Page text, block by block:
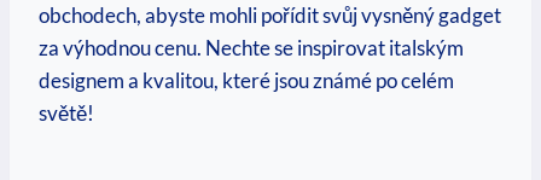
obchodech, abyste mohli pořídit svůj vysněný gadget
za výhodnou cenu. Nechte se inspirovat italským
designem a kvalitou, které jsou známé po celém
světě!